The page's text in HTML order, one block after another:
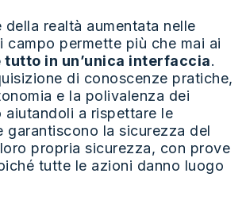
della realtà aumentata nelle
campo permette più che mai ai
tutto in un’unica interfaccia.
di conoscenze pratiche,
e la polivalenza dei
a rispettare le
garantiscono la sicurezza del
propria sicurezza, con prove
tutte le azioni danno luogo